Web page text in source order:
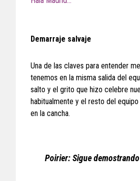
Demarraje salvaje
Una de las claves para entender
tenemos en la misma salida del
salto y el grito que hizo celebre
habitualmente y el resto del
en la cancha.
Poirier: Sigue